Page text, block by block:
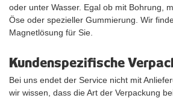
oder unter Wasser. Egal ob mit Bohrung,
Öse oder spezieller Gummierung. Wir
Magnetlösung für Sie.
Kundenspezifische
Bei uns endet der Service nicht mit
wir wissen, dass die Art der Verpackung